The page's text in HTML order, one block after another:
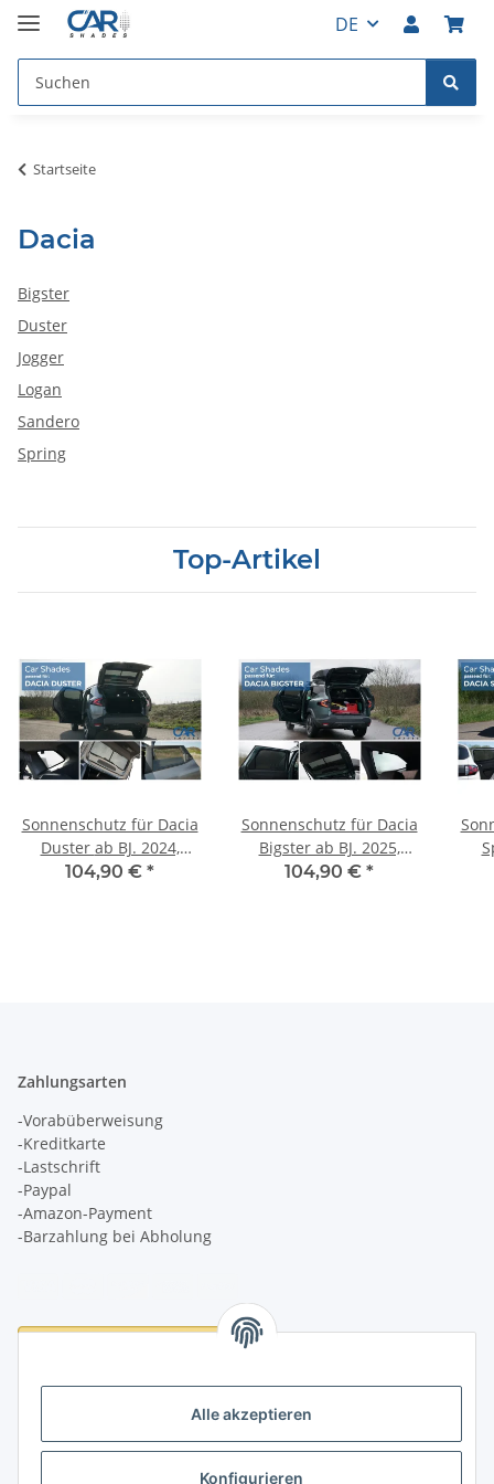
Alle akzeptieren
Konfigurieren
DE
Startseite
Dacia
Bigster
Duster
Jogger
Logan
Sandero
Spring
Top-Artikel
Sonnenschutz für Dacia
Duster ab BJ. 2024,
Hinten + Heckscheibe
104,90 € *
Sonnenschutz für Dacia
Bigster ab BJ. 2025,
Hinten + Heckscheibe
104,90 € *
Zahlungsarten
-Vorabüberweisung
-Kreditkarte
-Lastschrift
-Paypal
-Amazon-Payment
-Barzahlung bei Abholung
Logistikpartner